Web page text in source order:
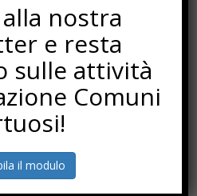
nostra
e resta
sulle attività
Comuni
il modulo